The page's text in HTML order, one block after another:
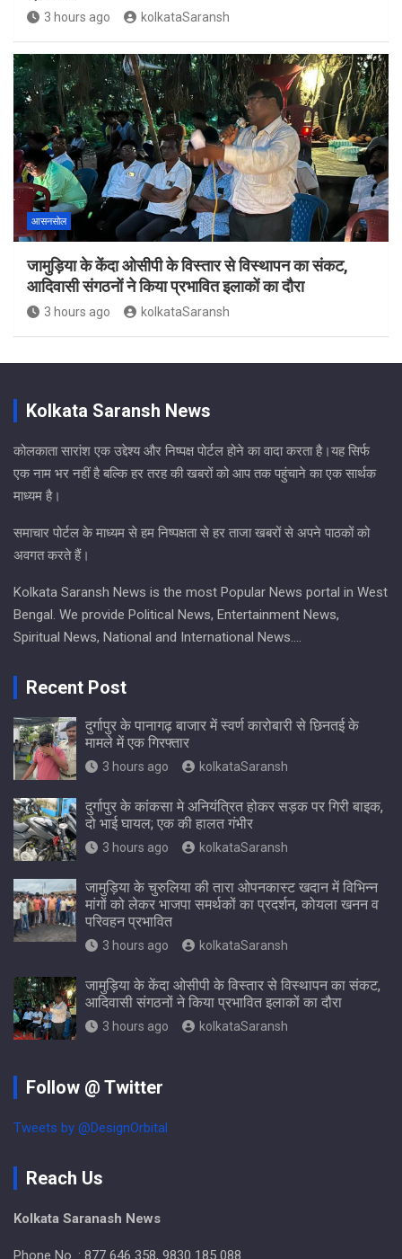
3 hours ago kolkataSaransh
आसनसोल
जामुड़िया के केंदा ओसीपी के विस्तार से विस्थापन का संकट,
आदिवासी संगठनों ने किया प्रभावित इलाकों का दौरा
3 hours ago kolkataSaransh
Kolkata Saransh News
कोलकाता सारांश एक उद्देश्य और निष्पक्ष पोर्टल होने का वादा करता है।यह सिर्फ
एक नाम भर नहीं है बल्कि हर तरह की खबरों को आप तक पहुंचाने का एक सार्थक
माध्यम है।
समाचार पोर्टल के माध्यम से हम निष्पक्षता से हर ताजा खबरों से अपने पाठकों को
अवगत करते हैं।
Kolkata Saransh News is the most Popular News portal in West
Bengal. We provide Political News, Entertainment News,
Spiritual News, National and International News….
Recent Post
दुर्गापुर के पानागढ़ बाजार में स्वर्ण कारोबारी से छिनतई के
मामले में एक गिरफ्तार
3 hours ago kolkataSaransh
दुर्गापुर के कांकसा मे अनियंत्रित होकर सड़क पर गिरी बाइक,
दो भाई घायल; एक की हालत गंभीर
3 hours ago kolkataSaransh
जामुड़िया के चुरुलिया की तारा ओपनकास्ट खदान में विभिन्न
मांगों को लेकर भाजपा समर्थकों का प्रदर्शन, कोयला खनन व
परिवहन प्रभावित
3 hours ago kolkataSaransh
जामुड़िया के केंदा ओसीपी के विस्तार से विस्थापन का संकट,
आदिवासी संगठनों ने किया प्रभावित इलाकों का दौरा
3 hours ago kolkataSaransh
Follow @ Twitter
Tweets by @DesignOrbital
Reach Us
Kolkata Saranash News
Phone No. : 877 646 358, 9830 185 088